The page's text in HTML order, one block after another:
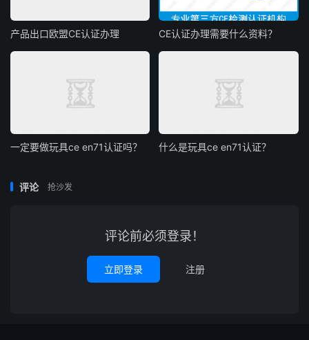
产品出口欧盟CE认证办理 CE认证办理需要什么资料？
一定要做玩具ce en71认证吗？ 什么是玩具ce en71认证？
评论 抢沙发
评论前必须登录！
立即登录 注册